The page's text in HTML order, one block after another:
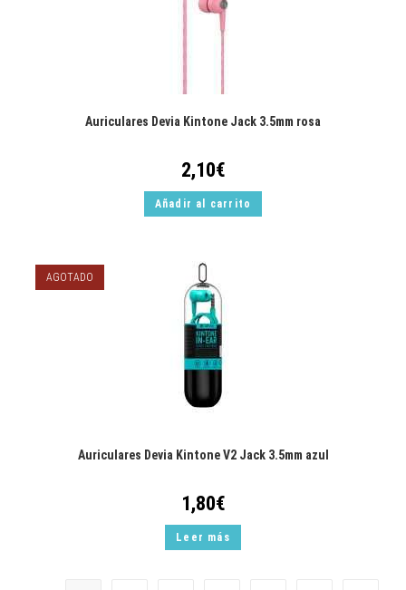
Auriculares Devia Kintone Jack 3.5mm rosa
2,10€
Añadir al carrito
AGOTADO
Auriculares Devia Kintone V2 Jack 3.5mm azul
1,80€
Leer más